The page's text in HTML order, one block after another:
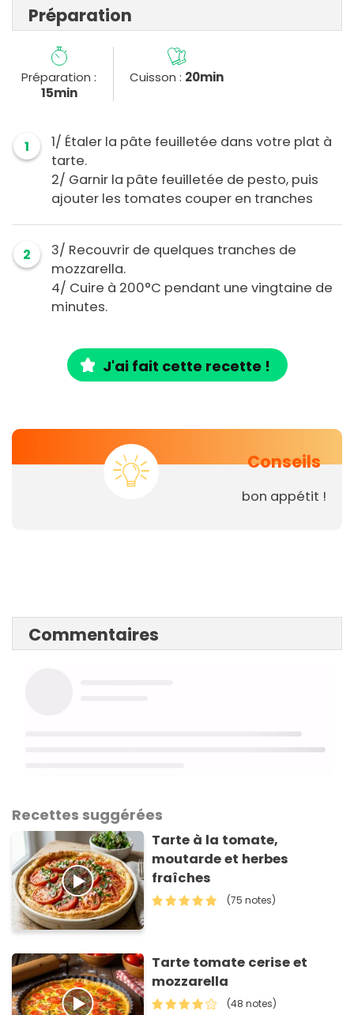
Préparation
Préparation :
15min
Cuisson : 20min
1
1/ Étaler la pâte feuilletée dans votre plat à
tarte.
2/ Garnir la pâte feuilletée de pesto, puis
ajouter les tomates couper en tranches
2
3/ Recouvrir de quelques tranches de
mozzarella.
4/ Cuire à 200°C pendant une vingtaine de
minutes.
J'ai fait cette recette !
Conseils
bon appétit !
Commentaires
Recettes suggérées
Tarte à la tomate,
moutarde et herbes
fraîches
(75 notes)
Tarte tomate cerise et
mozzarella
(48 notes)